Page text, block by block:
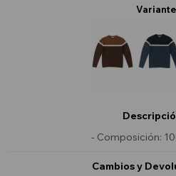
- Composición:
Cambios y